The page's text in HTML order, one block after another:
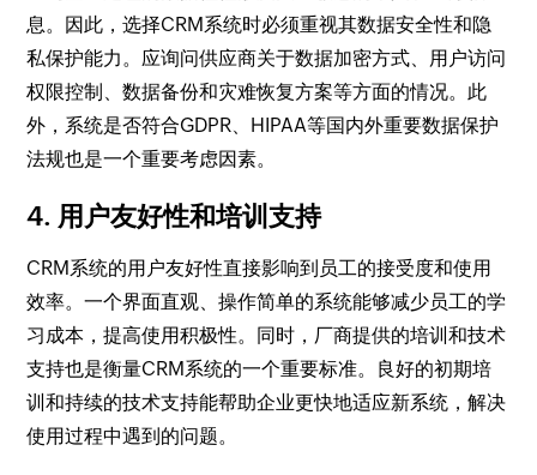
息。因此，选择CRM系统时必须重视其数据安全性和隐
私保护能力。应询问供应商关于数据加密方式、用户访问
权限控制、数据备份和灾难恢复方案等方面的情况。此
外，系统是否符合GDPR、HIPAA等国内外重要数据保护
法规也是一个重要考虑因素。
4. 用户友好性和培训支持
CRM系统的用户友好性直接影响到员工的接受度和使用
效率。一个界面直观、操作简单的系统能够减少员工的学
习成本，提高使用积极性。同时，厂商提供的培训和技术
支持也是衡量CRM系统的一个重要标准。良好的初期培
训和持续的技术支持能帮助企业更快地适应新系统，解决
使用过程中遇到的问题。